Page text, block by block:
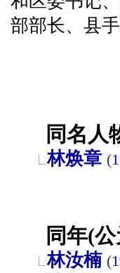
部部长、县
同名人
林焕章 (
同年(公
林汝楠 (